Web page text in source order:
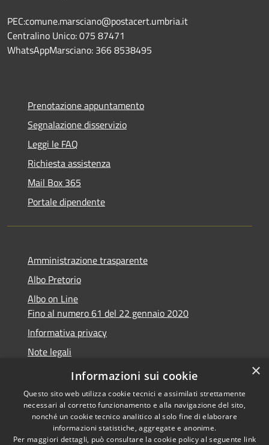
PEC:comune.marsciano@postacert.umbria.it
Centralino Unico: 075 87471
WhatsAppMarsciano: 366 8538495
Prenotazione appuntamento
Segnalazione disservizio
Leggi le FAQ
Richiesta assistenza
Mail Box 365
Portale dipendente
Amministrazione trasparente
Albo Pretorio
Albo on Line
Fino al numero 61 del 22 gennaio 2020
Informativa privacy
Note legali
Dichiarazione di accessibilità
Copyright © 2026 • Comune di
×
Informazioni sui cookie
Questo sito web utilizza cookie tecnici e assimilati strettamente
necessari al corretto funzionamento e alla navigazione del sito,
nonché un cookie tecnico analitico al solo fine di elaborare
informazioni statistiche, aggregate e anonime.
Per maggiori dettagli, può consultare la cookie policy al seguente link